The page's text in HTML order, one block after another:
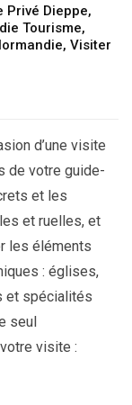
Privé Dieppe,
Tourisme,
, Visiter
d’une visite
de votre guide-
et les
et ruelles, et
les éléments
: églises,
et spécialités
seul
visite :